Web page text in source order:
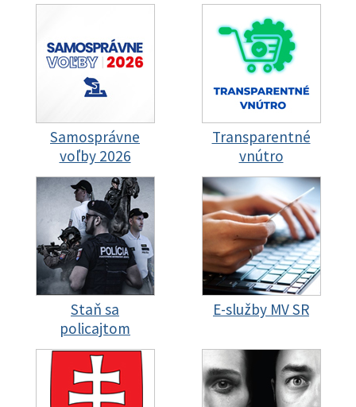
Samosprávne
voľby 2026
Transparentné
vnútro
Staň sa
policajtom
E-služby MV SR